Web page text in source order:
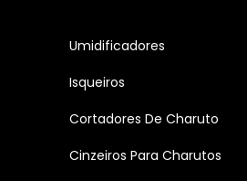
Umidificadores
Isqueiros
Cortadores De Charuto
Cinzeiros Para Charutos